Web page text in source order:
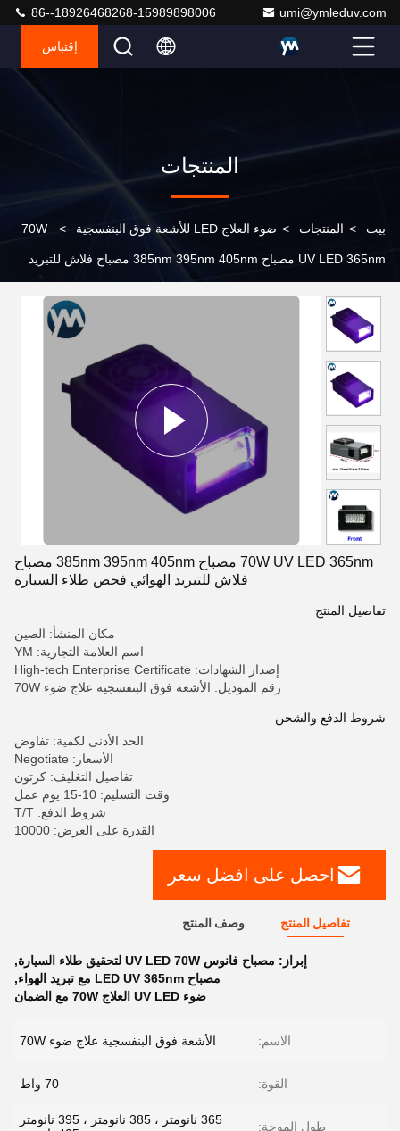
umi@ymleduv.com
86--18926468268-15989898006
إقتباس
المنتجات
بيت > المنتجات > ضوء العلاج LED للأشعة فوق البنفسجية >
70W
UV LED 365nm مصباح 385nm 395nm 405nm مصباح فلاش للتبريد
70W UV LED 365nm مصباح 385nm 395nm 405nm مصباح
فلاش للتبريد الهوائي فحص طلاء السيارة
تفاصيل المنتج
مكان المنشأ: الصين
اسم العلامة التجارية: YM
إصدار الشهادات: High-tech Enterprise Certificate
رقم الموديل: الأشعة فوق البنفسجية علاج ضوء 70W
شروط الدفع والشحن
الحد الأدنى لكمية: تفاوض
الأسعار: Negotiate
تفاصيل التغليف: كرتون
وقت التسليم: 10-15 يوم عمل
شروط الدفع: T/T
القدرة على العرض: 10000
احصل على افضل سعر
تفاصيل المنتج وصف المنتج
إبراز: مصباح فانوس UV LED 70W لتحقيق طلاء السيارة
,
مصباح LED UV 365nm مع تبريد الهواء
,
ضوء UV LED العلاج 70W مع الضمان
الاسم: الأشعة فوق البنفسجية علاج ضوء 70W
القوة: 70 واط
طول الموجة:
365 نانومتر ، 385 نانومتر ، 395 نانومتر